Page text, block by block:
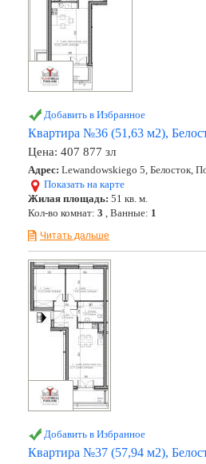
Добавить в Избранное
Квартира №36 (51,63 м2),
Цена: 407 877 зл
Адрес: Lewandowskiego 5, Белосток,
Показать на карте
Жилая площадь: 51 кв. м.
Кол-во комнат: 3 , Ванные: 1
Читать дальше
Добавить в Избранное
Квартира №37 (57,94 м2),